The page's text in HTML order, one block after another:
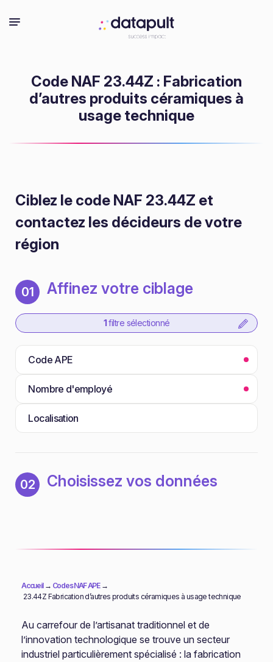
Code NAF 23.44Z : Fabrication
d’autres produits céramiques à
usage technique
Ciblez le code NAF 23.44Z et
contactez les décideurs de votre
région
01 Affinez votre ciblage
1 filtre sélectionné
Code APE
Nombre d'employé
Localisation
02 Choisissez vos données
Accueil→ Codes NAF APE→
23.44Z Fabrication d’autres produits céramiques à usage technique
Au carrefour de l’artisanat traditionnel et de
l’innovation technologique se trouve un secteur
industriel particulièrement spécialisé : la fabrication